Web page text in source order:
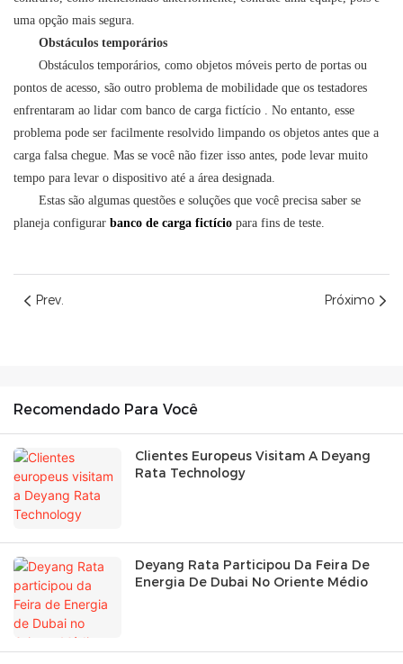
uma opção mais segura.
Obstáculos temporários
Obstáculos temporários, como objetos móveis perto de portas ou
pontos de acesso, são outro problema de mobilidade que os testadores
enfrentaram ao lidar com banco de carga fictício
. No entanto, esse
problema pode ser facilmente resolvido limpando os objetos antes que a
carga falsa chegue. Mas se você não fizer isso antes, pode levar muito
tempo para levar o dispositivo até a área designada.
Estas são algumas questões e soluções que você precisa saber se
planeja configurar banco de carga fictício para fins de teste.
Prev. Próximo
Recomendado Para Você
Clientes Europeus Visitam A Deyang
Rata Technology
Deyang Rata Participou Da Feira De
Energia De Dubai No Oriente Médio